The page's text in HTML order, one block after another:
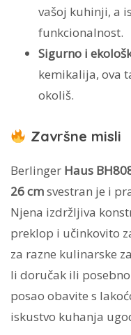
vašoj kuhinji, a
funkcionalnost.
Sigurno i
kemikalija, ova
okoliš.
Završne misli
Berlinger Haus
26 cmsvestran je i
Njena izdržljiva
preklop i učinkovito
za razne kulinarske
li doručak ili
posao obavite s
iskustvo kuhanja